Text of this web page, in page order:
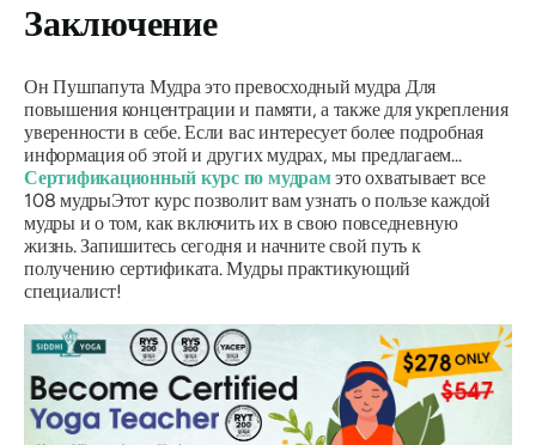
Заключение
ОнПушпапута Мудраэто превосходныймудра Для
повышения концентрации и памяти, а также для укрепления
уверенности в себе. Если вас интересует более подробная
информация об этой и других мудрах, мы предлагаем...
Сертификационный курс по мудрамэто охватывает все
108мудрыЭтот курс позволит вам узнать о пользе каждой
мудры и о том, как включить их в свою повседневную
жизнь. Запишитесь сегодня и начните свой путь к
получению сертификата.Мудрыпрактикующий
специалист!